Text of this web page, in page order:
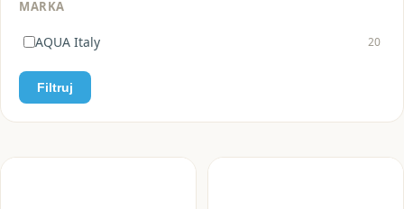
MARKA
AQUA Italy 20
Filtruj
Produkty